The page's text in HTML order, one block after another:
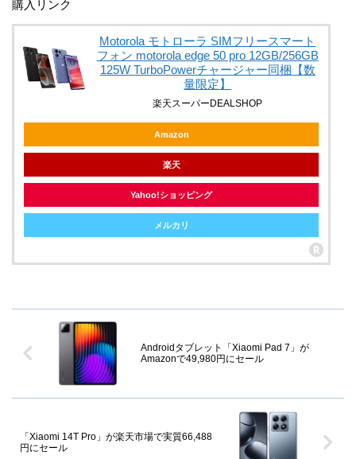
購入リンク
Motorola モトローラ SIMフリースマート
フォン motorola edge 50 pro 12GB/256GB
125W TurboPowerチャージャー同梱【数
量限定】
楽天スーパーDEALSHOP
Amazon
楽天
Yahoo!ショッピング
メルカリ
Androidタブレット「Xiaomi Pad 7」が
Amazonで49,980円にセール
「Xiaomi 14T Pro」が楽天市場で実質66,488
円にセール